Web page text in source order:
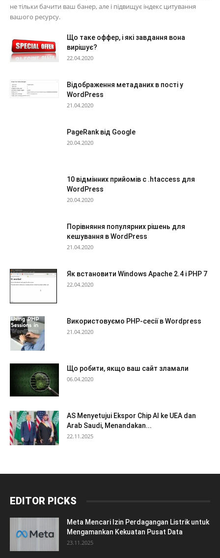
не тільки бачити ваш банер, але і підвищує індекс цитування
вашого ресурсу.
Що таке оффер, і які завдання вона
вирішує?
22.04.2020
Відображення метаданих в пості у
WordPress
21.04.2020
PageRank від Google
20.04.2020
10 відмінних прийомів с .htaccess для
WordPress
20.04.2020
Порівняння популярних рішень для
кешування в WordPress
21.04.2020
Як встановити Windows Apache 2.4 і PHP 7
22.04.2020
Використовуємо PHP-сесії в Wordpress
21.04.2020
Що робити, якщо ваш сайт зламали
06.04.2020
AS Menyetujui Ekspor Chip AI ke UEA dan
Arab Saudi, Menandakan...
22.11.2025
EDITOR PICKS
Meta Mencari Izin Perdagangan Listrik untuk
Mengamankan Kekuatan Pusat Data
23.11.2025